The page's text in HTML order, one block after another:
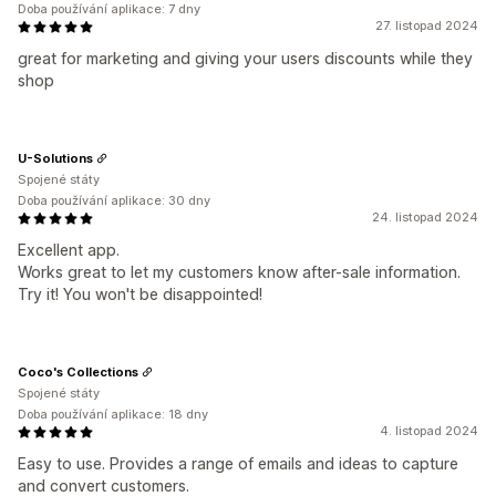
27. listopad 2024
great for marketing and giving your users discounts while they
shop
Doba používání aplikace: 7 dny
24. listopad 2024
Excellent app.
Works great to let my customers know after-sale information.
Try it! You won't be disappointed!
U-Solutions
Spojené státy
Doba používání aplikace: 30 dny
4. listopad 2024
Easy to use. Provides a range of emails and ideas to capture
and convert customers.
Coco's Collections
Spojené státy
Doba používání aplikace: 18 dny